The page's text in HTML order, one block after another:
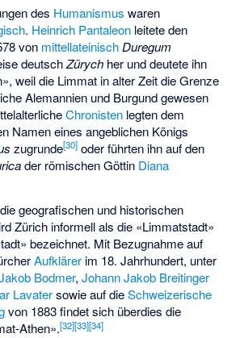
des Humanismus waren
. Heinrich Pantaleonleitete den
von mittellateinisch Duregum
deutschZürychher und deutete ihn
weil die Limmat in alter Zeit die Grenze
Alemannien und Burgund gewesen
Chronistenlegten dem
Namen eines angeblichen Königs
zugrunde[30]oder führten ihn auf den
der römischen Göttin Diana
geografischen und historischen
Zürich informell als die «Limmatstadt»
bezeichnet. Mit Bezugnahme auf
Aufklärer im 18. Jahrhundert, unter
Bodmer,Johann Jakob Breitinger
Lavatersowie auf dieSchweizerische
von 1883 findet sich überdies die
Athen».[32][33][34]